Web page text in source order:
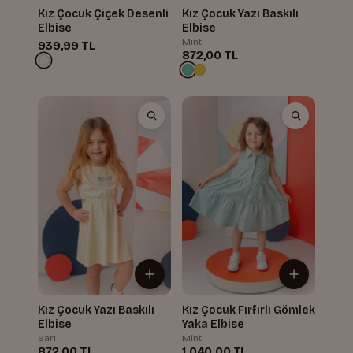
Kız Çocuk Çiçek Desenli
Elbise
939,99 TL
Kız Çocuk Yazı Baskılı
Elbise
Mint
872,00 TL
Kız Çocuk Yazı Baskılı
Elbise
Sarı
Kız Çocuk Fırfırlı Gömlek
Yaka Elbise
Mint